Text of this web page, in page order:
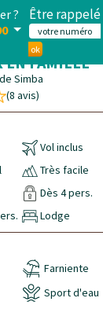
?
Être rappelé
ok
-
EN FAMILLE
Simba
(8 avis)
Vol inclus
Très facile
Dès 4 pers.
Lodge
Farniente
Sport d'eau